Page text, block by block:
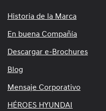
Historia de la Marca
En buena Compañía
Descargar e-Brochures
Blog
Mensaje Corporativo
HÉROES HYUNDAI